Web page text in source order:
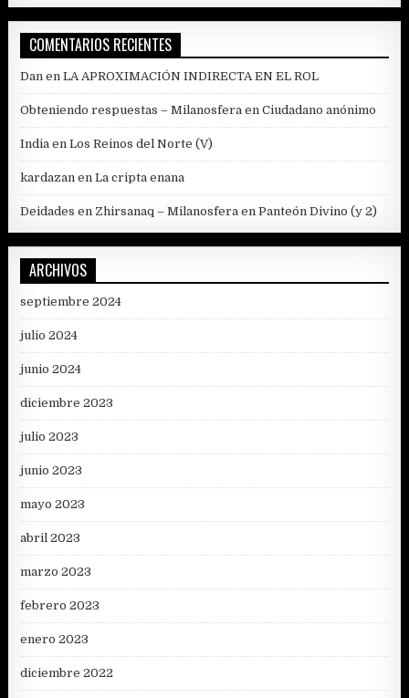
COMENTARIOS RECIENTES
Dan enLA APROXIMACIÓN INDIRECTA EN EL ROL
Obteniendo respuestas – Milanosfera enCiudadano anónimo
India enLos Reinos del Norte (V)
kardazan enLa cripta enana
Deidades en Zhirsanaq – Milanosfera enPanteón Divino (y 2)
ARCHIVOS
septiembre 2024
julio 2024
junio 2024
diciembre 2023
julio 2023
junio 2023
mayo 2023
abril 2023
marzo 2023
febrero 2023
enero 2023
diciembre 2022